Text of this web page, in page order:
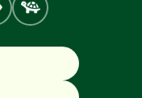
Tortugas